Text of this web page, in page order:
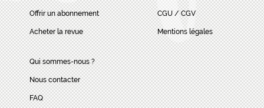
Offrir un abonnement
Acheter la revue
CGU / CGV
Mentions légales
Qui sommes-nous ?
Nous contacter
FAQ